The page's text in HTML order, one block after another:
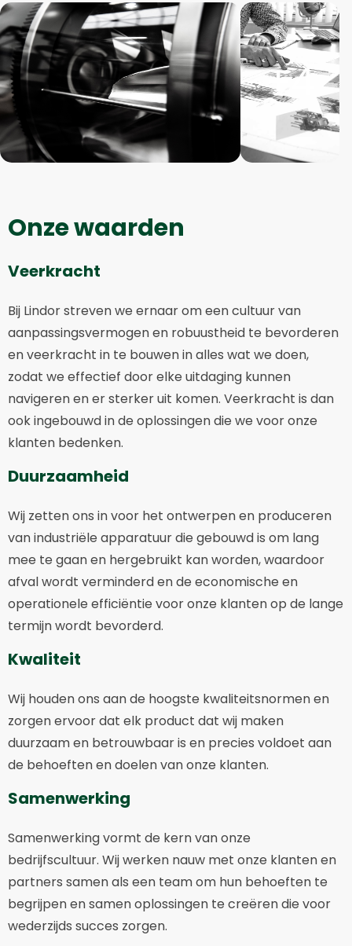
Bekijk
afbeelding
in
galerij+4
in
Onze waarden
Veerkracht
Bij Lindor streven we ernaar om een cultuur van
aanpassingsvermogen en robuustheid te bevorderen
en veerkracht in te bouwen in alles wat we doen,
zodat we effectief door elke uitdaging kunnen
navigeren en er sterker uit komen. Veerkracht is dan
ook ingebouwd in de oplossingen die we voor onze
klanten bedenken.
Duurzaamheid
Wij zetten ons in voor het ontwerpen en produceren
van industriële apparatuur die gebouwd is om lang
mee te gaan en hergebruikt kan worden, waardoor
afval wordt verminderd en de economische en
operationele efficiëntie voor onze klanten op de lange
termijn wordt bevorderd.
Kwaliteit
Wij houden ons aan de hoogste kwaliteitsnormen en
zorgen ervoor dat elk product dat wij maken
duurzaam en betrouwbaar is en precies voldoet aan
de behoeften en doelen van onze klanten.
Samenwerking
Samenwerking vormt de kern van onze
bedrijfscultuur. Wij werken nauw met onze klanten en
partners samen als een team om hun behoeften te
begrijpen en samen oplossingen te creëren die voor
wederzijds succes zorgen.